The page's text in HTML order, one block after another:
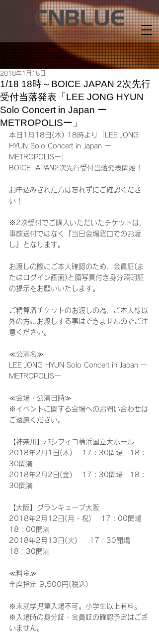
1/18 18時～BOICE JAPAN 2次先行
受付当落発表「LEE JONG HYUN
Solo Concert in Japan ー
METROPOLISー」
2018年1月18日
本日1月18日(木) 18時より「LEE JONG
HYUN Solo Concert in Japan ー
METROPOLISー」
BOICE JAPAN2次先行受付当落発表開始！
お申込みされた方は忘れずにご確認くださ
い！
※2次受付でご購入いただいたチケットは、
事前送付ではなく『当日会場窓口でのお渡
し』となります。
お渡しの際にご本人確認のため、会員証(ま
たはログイン画面)と顔写真付き身分照明証
の提示をお願いいたします。
ご精算済チケットのお渡しの為、ご本人様以
外の方にお渡しする事はできませんのでご注
意ください。
≪公演名≫
LEE JONG HYUN Solo Concert in Japan ー
METROPOLISー
≪会場・公演日時≫
※イベントに関する会場へのお問い合わせは
ご遠慮ください。
【神奈川】パシフィコ横浜国立大ホール
2018年2月1日(木) 　17：30開場　18：
30開演
2018年2月2日(金) 　17：30開場　18：
30開演
【大阪】グランキューブ大阪
2018年2月12日(月・祝) 　17：00開場
18：00開演
2018年2月13日(火) 　 17：30開場
18：30開演
≪料金≫
全席指定 9,500円(税込)
※未就学児童入場不可。小学生以上有料。
※入場時の身分証・会員証の確認予定はござ
いません。